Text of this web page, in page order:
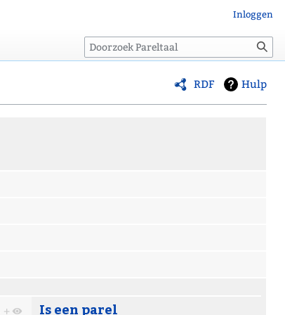
RDF Hulp
+ Is een parel
Inloggen
Zoeken